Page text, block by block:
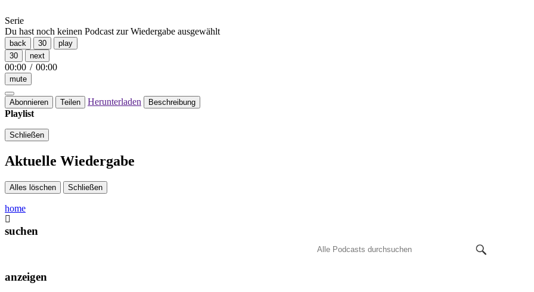
Serie
Du hast noch keinen Podcast zur Wiedergabe ausgewählt
back 30
play
30
next
00:00 / 00:00
mute
Abonnieren Teilen Herunterladen Beschreibung
Playlist
Schließen
Aktuelle Wiedergabe
Alles löschen Schließen
home
suchen
anzeigen